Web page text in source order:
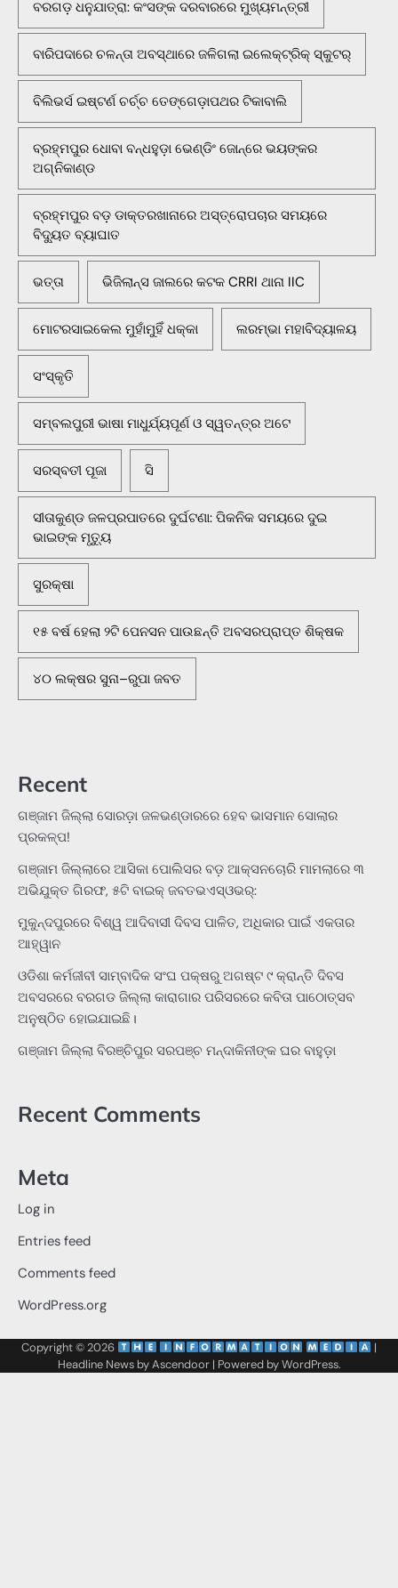
ବରଗଡ଼ ଧନୁଯାତ୍ରା: କଂସଙ୍କ ଦରବାରରେ ମୁଖ୍ୟମନ୍ତ୍ରୀ
ବାରିପଦାରେ ଚଳନ୍ତା ଅବସ୍ଥାରେ ଜଳିଗଲା ଇଲେକ୍ଟ୍ରିକ୍ ସ୍କୁଟର୍
ବିଲିଭର୍ସ ଇଷ୍ଟର୍ଣ ଚର୍ଚ୍ଚ ତେଙ୍ଗେଡ଼ାପଥର ଟିକାବାଲି
ବ୍ରହ୍ମପୁର ଧୋବା ବନ୍ଧହୁଡ଼ା ଭେଣ୍ଡିଂ ଜୋନ୍‌ରେ ଭୟଙ୍କର
ଅଗ୍ନିକାଣ୍ଡ
ବ୍ରହ୍ମପୁର ବଡ଼ ଡାକ୍ତରଖାନାରେ ଅସ୍ତ୍ରୋପଚାର ସମୟରେ
ବିଦ୍ୟୁତ ବ୍ୟାଘାତ
ଭତ୍ତା ଭିଜିଲାନ୍ସ ଜାଲରେ କଟକ CRRI ଥାନା IIC
ମୋଟରସାଇକେଲ ମୁହାଁମୁହିଁ ଧକ୍କା ଲରମ୍ଭା ମହାବିଦ୍ୟାଳୟ
ସଂସ୍କୃତି
ସମ୍ବଲପୁରୀ ଭାଷା ମାଧୁର୍ଯ୍ୟପୂର୍ଣ ଓ ସ୍ୱତନ୍ତ୍ର ଅଟେ
ସରସ୍ବତୀ ପୂଜା ସି
ସୀତାକୁଣ୍ଡ ଜଳପ୍ରପାତରେ ଦୁର୍ଘଟଣା: ପିକନିକ ସମୟରେ ଦୁଇ
ଭାଇଙ୍କ ମୃତ୍ୟୁ
ସୁରକ୍ଷା
୧୫ ବର୍ଷ ହେଲା ୨ଟି ପେନସନ ପାଉଛନ୍ତି ଅବସରପ୍ରାପ୍ତ ଶିକ୍ଷକ
୪୦ ଲକ୍ଷର ସୁନା–ରୁପା ଜବତ
Recent
ଗଞ୍ଜାମ ଜିଲ୍ଲା ସୋରଡ଼ା ଜଳଭଣ୍ଡାରରେ ହେବ ଭାସମାନ ସୋଲାର
ପ୍ରକଳ୍ପ!
ଗଞ୍ଜାମ ଜିଲ୍ଲାରେ ଆସିକା ପୋଲିସର ବଡ଼ ଆକ୍ସନଚୋରି ମାମଲାରେ ୩
ଅଭିଯୁକ୍ତ ଗିରଫ, ୫ଟି ବାଇକ୍ ଜବତଭଏସ୍‌ଓଭର୍:
ମୁକୁନ୍ଦପୁରରେ ବିଶ୍ୱ ଆଦିବାସୀ ଦିବସ ପାଳିତ, ଅଧିକାର ପାଇଁ ଏକତାର
ଆହ୍ୱାନ
ଓଡିଶା କର୍ମଜୀବୀ ସାମ୍ବାଦିକ ସଂଘ ପକ୍ଷରୁ ଅଗଷ୍ଟ ୯ କ୍ରାନ୍ତି ଦିବସ
ଅବସରରେ ବରଗଡ ଜିଲ୍ଲା କାରାଗାର ପରିସରରେ କବିତା ପାଠୋତ୍ସବ
ଅନୁଷ୍ଠିତ ହୋଇଯାଇଛି।
ଗଞ୍ଜାମ ଜିଲ୍ଲା ବିରଞ୍ଚିପୁର ସରପଞ୍ଚ ମନ୍ଦାକିନୀଙ୍କ ଘର ବାହୁଡ଼ା
Recent Comments
Meta
Log in
Entries feed
Comments feed
WordPress.org
Copyright © 2026
|
Headline News byAscendoor| Powered byWordPress.